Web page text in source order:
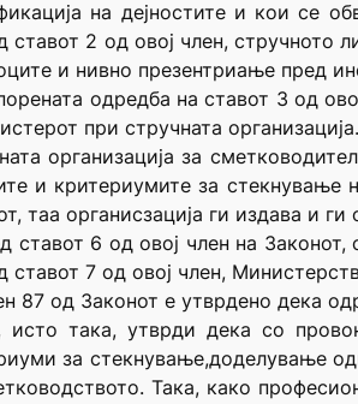
на дејностите и кои се
ставот 2 од овој член, стручното
и нивно презентриање пред
одредба на ставот 3 од
при стручната организација.
организација за
и критериумите за стекнување
таа органисзација ги издава и
ставот 6 од овој член на
ставот 7 од овој член,
87 од Законот е утврдено дека
исто така, утврди дека со
за стекнување,доделување
Така, како